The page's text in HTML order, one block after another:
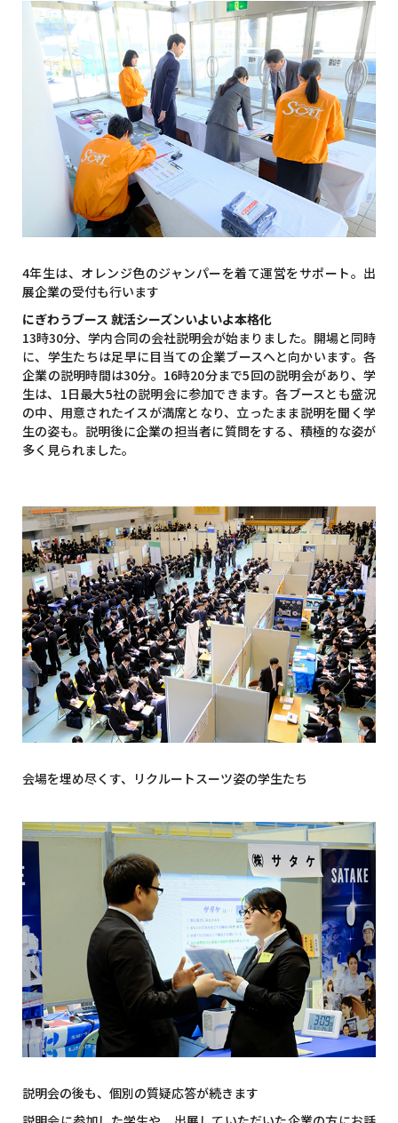
4年生は、オレンジ色のジャンパーを着て運営をサポート。出
展企業の受付も行います
にぎわうブース 就活シーズンいよいよ本格化
13時30分、学内合同の会社説明会が始まりました。開場と同時
に、学生たちは足早に目当ての企業ブースへと向かいます。各
企業の説明時間は30分。16時20分まで5回の説明会があり、学
生は、1日最大5社の説明会に参加できます。各ブースとも盛況
の中、用意されたイスが満席となり、立ったまま説明を聞く学
生の姿も。説明後に企業の担当者に質問をする、積極的な姿が
多く見られました。
会場を埋め尽くす、リクルートスーツ姿の学生たち
説明会の後も、個別の質疑応答が続きます